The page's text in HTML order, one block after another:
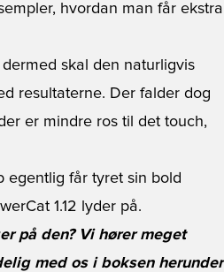
hvordan man får ekstra
skal den naturligvis
resultaterne. Der falder dog
er mindre ros til det touch,
egentlig får tyret sin bold
1.12 lyder på.
på den? Vi hører meget
med os i boksen herunder